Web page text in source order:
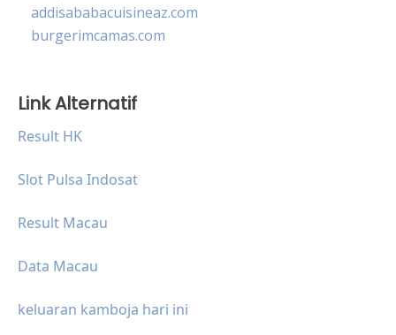
addisababacuisineaz.com
burgerimcamas.com
Link Alternatif
Result HK
Slot Pulsa Indosat
Result Macau
Data Macau
keluaran kamboja hari ini